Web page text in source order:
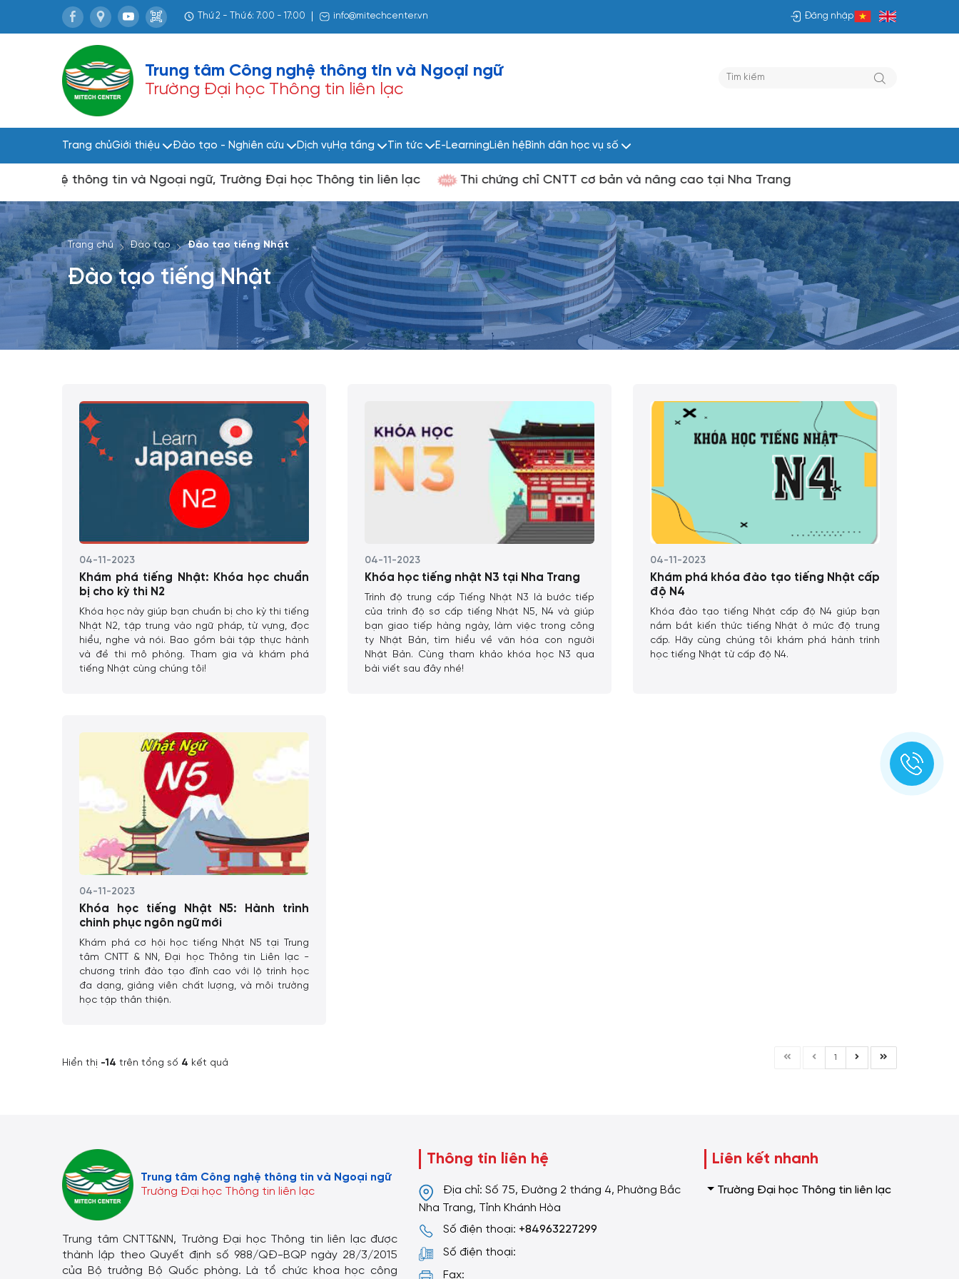
Thứ 2 - Thứ 6: 7:00 - 17:00 info@mitechcenter.vn Đăng nhập
Trung tâm Công nghệ thông tin và Ngoại ngữ
Trường Đại học Thông tin liên lạc
Trang chủGiới thiệu Đào tạo - Nghiên cứu Dịch vụHạ tầng Tin tức E-LearningLiên hệBình dân học vụ số
nghệ thông tin và Ngoại ngữ, Trường Đại học Thông tin liên lạc Thi chứng chỉ CNTT cơ bản và nâng cao tại Nha Trang
Trang chủ Đào tạo Đào tạo tiếng Nhật
Đào tạo tiếng Nhật
04-11-2023
Khám phá tiếng Nhật: Khóa học chuẩn
bị cho kỳ thi N2
Khóa học này giúp bạn chuẩn bị cho kỳ thi tiếng
Nhật N2, tập trung vào ngữ pháp, từ vựng, đọc
hiểu, nghe và nói. Bao gồm bài tập thực hành
và đề thi mô phỏng. Tham gia và khám phá
tiếng Nhật cùng chúng tôi!
04-11-2023
Khóa học tiếng nhật N3 tại Nha Trang
Trình độ trung cấp Tiếng Nhật N3 là bước tiếp
của trình độ sơ cấp tiếng Nhật N5, N4 và giúp
bạn giao tiếp hàng ngày, làm việc trong công
ty Nhật Bản, tìm hiểu về văn hóa con người
Nhật Bản. Cùng tham khảo khóa học N3 qua
bài viết sau đây nhé!
04-11-2023
Khám phá khóa đào tạo tiếng Nhật cấp
độ N4
Khóa đào tạo tiếng Nhật cấp độ N4 giúp bạn
nắm bắt kiến thức tiếng Nhật ở mức độ trung
cấp. Hãy cùng chúng tôi khám phá hành trình
học tiếng Nhật từ cấp độ N4.
04-11-2023
Khóa học tiếng Nhật N5: Hành trình
chinh phục ngôn ngữ mới
Khám phá cơ hội học tiếng Nhật N5 tại Trung
tâm CNTT & NN, Đại học Thông tin Liên lạc -
chương trình đào tạo đỉnh cao với lộ trình học
đa dạng, giảng viên chất lượng, và môi trường
học tập thân thiện.
Hiển thị -14 trên tổng số 4 kết quả
1
Trung tâm Công nghệ thông tin và Ngoại ngữ
Trường Đại học Thông tin liên lạc
Trung tâm CNTT&NN, Trường Đại học Thông tin liên lạc được
thành lập theo Quyết định số 988/QĐ-BQP ngày 28/3/2015
của Bộ trưởng Bộ Quốc phòng. Là tổ chức khoa học công
Thông tin liên hệ
Địa chỉ: Số 75, Đường 2 tháng 4, Phường Bắc
Nha Trang, Tỉnh Khánh Hòa
Số điện thoại: +84963227299
Số điện thoại:
Fax:
Liên kết nhanh
Trường Đại học Thông tin liên lạc